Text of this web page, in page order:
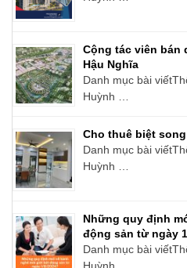
Cộng tác viên bán
Hậu Nghĩa
Danh mục bài
Huỳnh …
Cho thuê biệt
Danh mục bài
Huỳnh …
Những quy định
động sản từ ngày
Danh mục bài